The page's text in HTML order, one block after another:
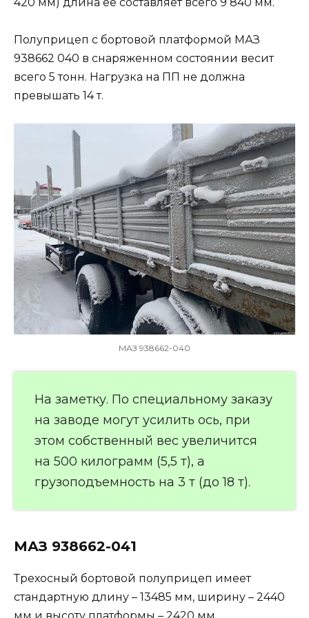
Полуприцеп с бортовой платформой МАЗ
938662 040 в снаряженном состоянии весит
всего 5 тонн. Нагрузка на ПП не должна
превышать 14 т.
МАЗ 938662-040
На заметку. По специальному заказу
на заводе могут усилить ось, при
этом собственный вес увеличится
на 500 килограмм (5,5 т), а
грузоподъемность на 3 т (до 18 т).
МАЗ 938662-041
Трехосный бортовой полуприцеп имеет
стандартную длину – 13485 мм, ширину – 2440